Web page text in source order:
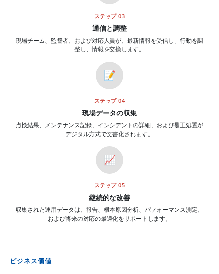
ステップ 03
通信と調整
現場チーム、監督者、および対応人員が、最新情報を受信し、行動を調
整し、情報を交換します。
📝
ステップ 04
現場データの収集
点検結果、メンテナンス記録、インシデントの詳細、および是正処置が
デジタル方式で文書化されます。
📈
ステップ 05
継続的な改善
収集された運用データは、報告、根本原因分析、パフォーマンス測定、
および将来の対応の最適化をサポートします。
ビジネス価値